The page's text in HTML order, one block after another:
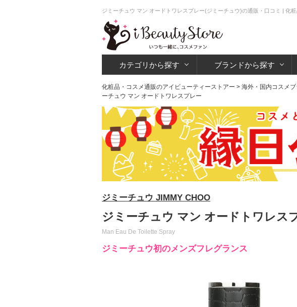
ジミーチュウ マン オードトワレスプレー(ジミーチュウ)の通販・口コミ | 化
カテゴリから探す ブランドから探す
化粧品・コスメ通販のアイビューティーストアー > 海外・国内コスメ
ーチュウ マン オードトワレスプレー
ジミーチュウ JIMMY CHOO
ジミーチュウ マン オードトワレス
Man Eau De Toilette Spray
ジミーチュウ初のメンズフレグランス